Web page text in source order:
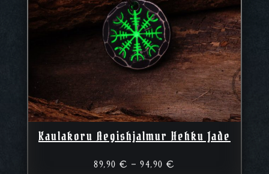
Kaulakoru Aegishjalmur Hehku Jade
89,90€ – 94,90€